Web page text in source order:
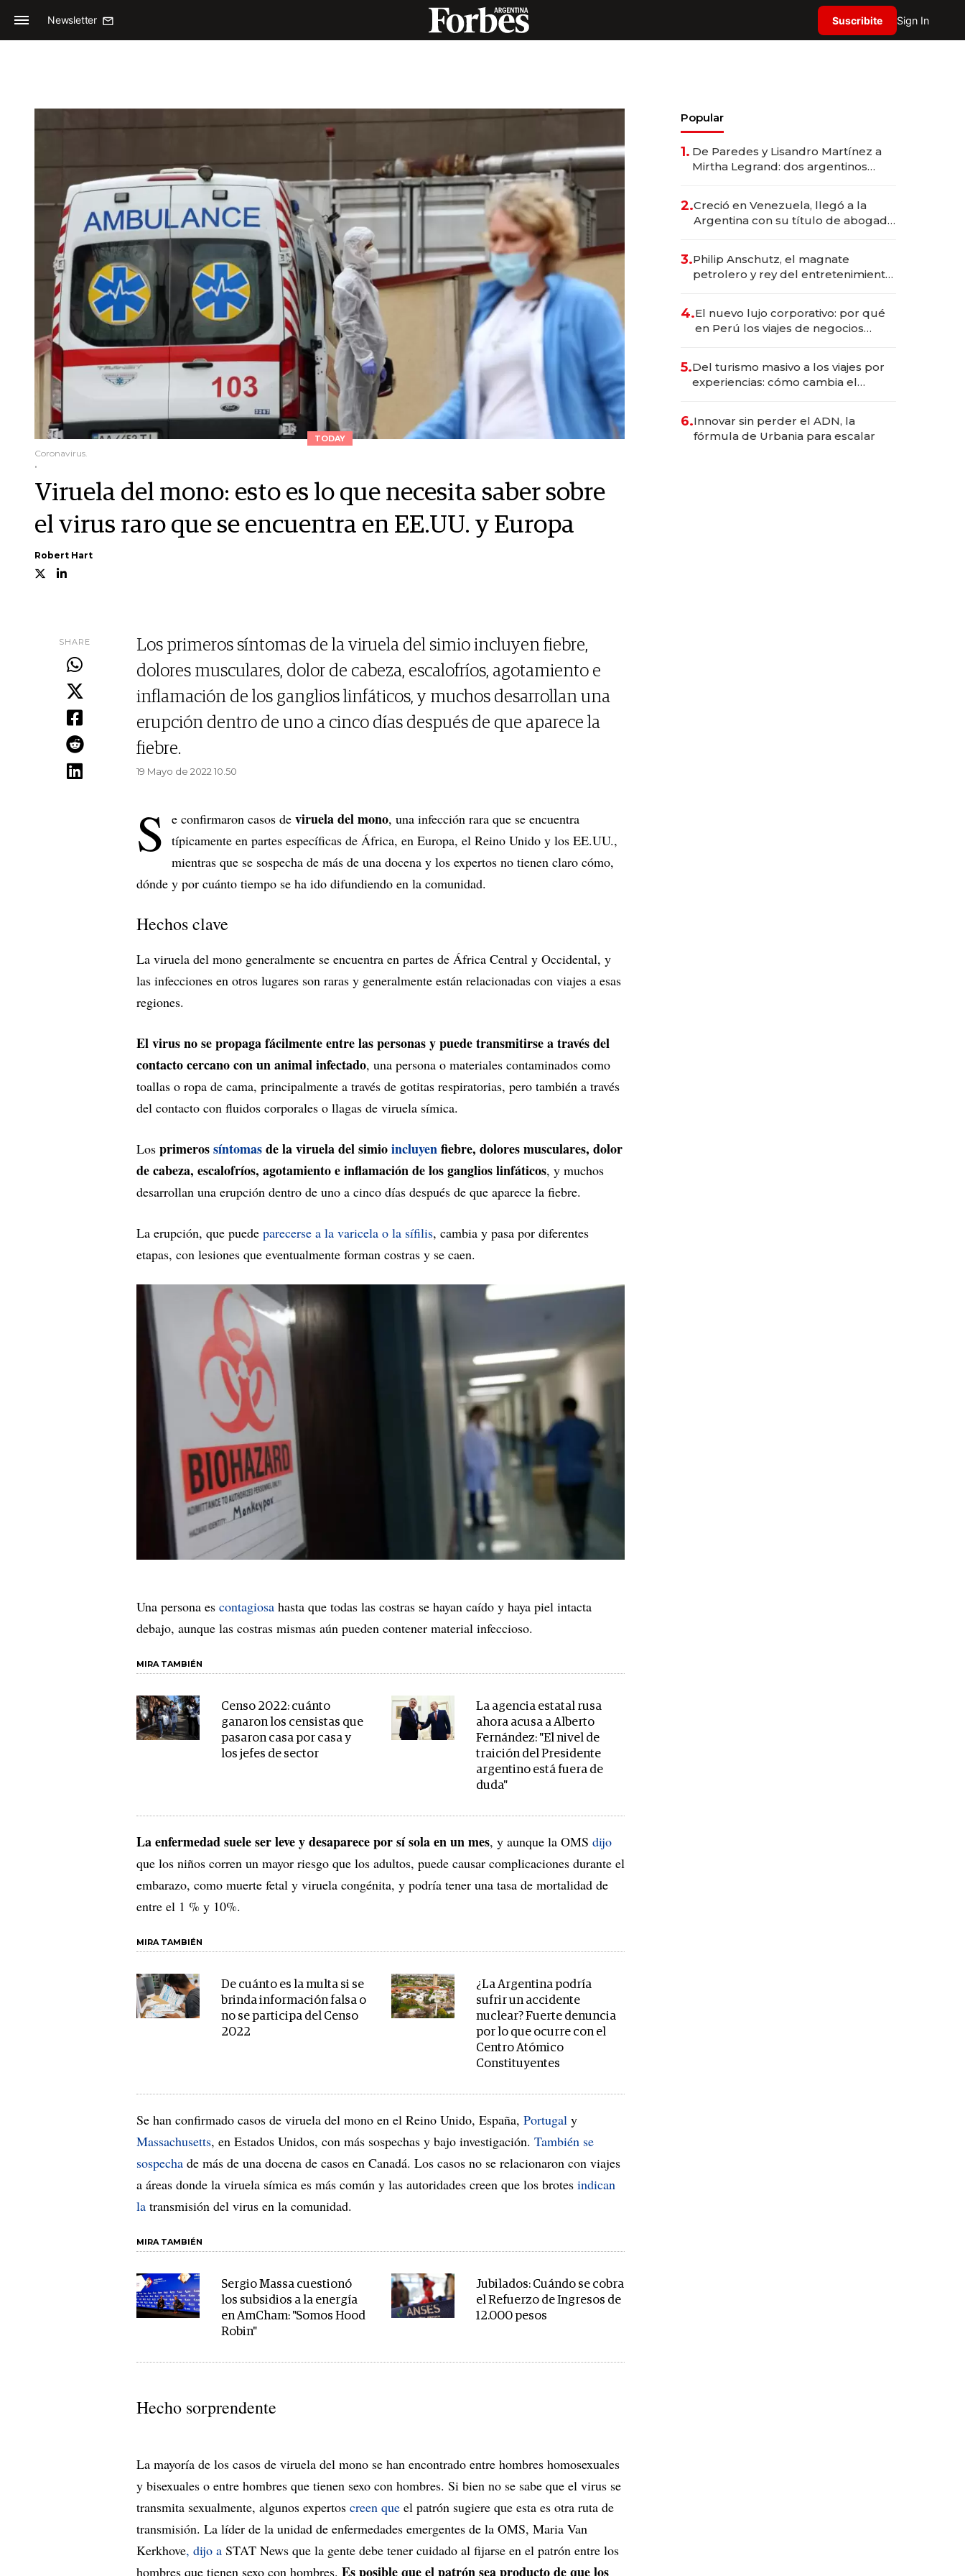
Newsletter Suscribite Sign In
TODAY
Coronavirus.
.
Viruela del mono: esto es lo que necesita saber sobre
el virus raro que se encuentra en EE.UU. y Europa
Robert Hart
SHARE
Los primeros síntomas de la viruela del simio incluyen fiebre,
dolores musculares, dolor de cabeza, escalofríos, agotamiento e
inflamación de los ganglios linfáticos, y muchos desarrollan una
erupción dentro de uno a cinco días después de que aparece la
fiebre.
19 Mayo de 2022 10.50
S e confirmaron casos de viruela del mono, una infección rara que se encuentra
típicamente en partes específicas de África, en Europa, el Reino Unido y los EE.UU.,
mientras que se sospecha de más de una docena y los expertos no tienen claro cómo,
dónde y por cuánto tiempo se ha ido difundiendo en la comunidad.
Hechos clave
La viruela del mono generalmente se encuentra en partes de África Central y Occidental, y
las infecciones en otros lugares son raras y generalmente están relacionadas con viajes a esas
regiones.
El virus no se propaga fácilmente entre las personas y puede transmitirse a través del
contacto cercano con un animal infectado, una persona o materiales contaminados como
toallas o ropa de cama, principalmente a través de gotitas respiratorias, pero también a través
del contacto con fluidos corporales o llagas de viruela símica.
Los primerossíntomasde la viruela del simioincluyenfiebre, dolores musculares, dolor
de cabeza, escalofríos, agotamiento e inflamación de los ganglios linfáticos, y muchos
desarrollan una erupción dentro de uno a cinco días después de que aparece la fiebre.
La erupción, que puede parecerse a la varicela o la sífilis, cambia y pasa por diferentes
etapas, con lesiones que eventualmente forman costras y se caen.
Una persona es contagiosa hasta que todas las costras se hayan caído y haya piel intacta
debajo, aunque las costras mismas aún pueden contener material infeccioso.
MIRA TAMBIÉN
Censo 2022: cuánto
ganaron los censistas que
pasaron casa por casa y
los jefes de sector
La agencia estatal rusa
ahora acusa a Alberto
Fernández: "El nivel de
traición del Presidente
argentino está fuera de
duda"
La enfermedad suele ser leve y desaparece por sí sola en un mes, y aunque la OMS dijo
que los niños corren un mayor riesgo que los adultos, puede causar complicaciones durante el
embarazo, como muerte fetal y viruela congénita, y podría tener una tasa de mortalidad de
entre el 1 % y 10%.
MIRA TAMBIÉN
De cuánto es la multa si se
brinda información falsa o
no se participa del Censo
2022
¿La Argentina podría
sufrir un accidente
nuclear? Fuerte denuncia
por lo que ocurre con el
Centro Atómico
Constituyentes
Se han confirmado casos de viruela del mono en el Reino Unido, España, Portugal y
Massachusetts, en Estados Unidos, con más sospechas y bajo investigación. También se
sospecha de más de una docena de casos en Canadá. Los casos no se relacionaron con viajes
a áreas donde la viruela símica es más común y las autoridades creen que los brotes indican
la transmisión del virus en la comunidad.
MIRA TAMBIÉN
Sergio Massa cuestionó
los subsidios a la energía
en AmCham: "Somos Hood
Robin"
Jubilados: Cuándo se cobra
el Refuerzo de Ingresos de
12.000 pesos
Hecho sorprendente
La mayoría de los casos de viruela del mono se han encontrado entre hombres homosexuales
y bisexuales o entre hombres que tienen sexo con hombres. Si bien no se sabe que el virus se
transmita sexualmente, algunos expertos creen que el patrón sugiere que esta es otra ruta de
transmisión. La líder de la unidad de enfermedades emergentes de la OMS, Maria Van
Kerkhove, dijo a STAT News que la gente debe tener cuidado al fijarse en el patrón entre los
hombres que tienen sexo con hombres. Es posible que el patrón sea producto de que los
Popular
1. De Paredes y Lisandro Martínez a
Mirtha Legrand: dos argentinos
2.Creció en Venezuela, llegó a la
Argentina con su título de abogado
marcas "fast premium"
3.Philip Anschutz, el magnate
petrolero y rey del entretenimiento
4.El nuevo lujo corporativo: por qué
en Perú los viajes de negocios
transformadoras
5.Del turismo masivo a los viajes por
experiencias: cómo cambia el
6.Innovar sin perder el ADN, la
fórmula de Urbania para escalar